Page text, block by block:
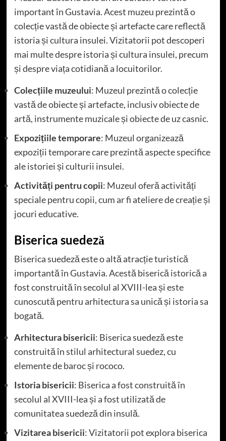
important în Gustavia. Acest muzeu prezintă o
colecție vastă de obiecte și artefacte care reflectă
istoria și cultura insulei. Vizitatorii pot descoperi
mai multe despre istoria și cultura insulei, precum
și despre viața cotidiană a locuitorilor.
Colecțiile muzeului: Muzeul prezintă o colecție
vastă de obiecte și artefacte, inclusiv obiecte de
artă, instrumente muzicale și obiecte de uz casnic.
Expozițiile temporare: Muzeul organizează
expoziții temporare care prezintă aspecte specifice
ale istoriei și culturii insulei.
Activități pentru copii: Muzeul oferă activități
speciale pentru copii, cum ar fi ateliere de creație și
jocuri educative.
Biserica suedeză
Biserica suedeză este o altă atracție turistică
importantă în Gustavia. Acestă biserică istorică a
fost construită în secolul al XVIII-lea și este
cunoscută pentru arhitectura sa unică și istoria sa
bogată.
Arhitectura bisericii: Biserica suedeză este
construită în stilul arhitectural suedez, cu
elemente de baroc și rococo.
Istoria bisericii: Biserica a fost construită în
secolul al XVIII-lea și a fost utilizată de
comunitatea suedeză din insulă.
Vizitarea bisericii: Vizitatorii pot explora biserica